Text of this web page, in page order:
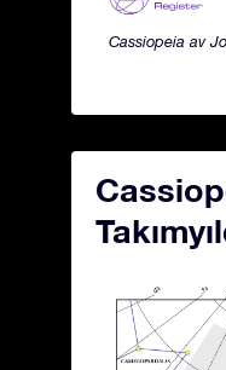
Cassiopeia av